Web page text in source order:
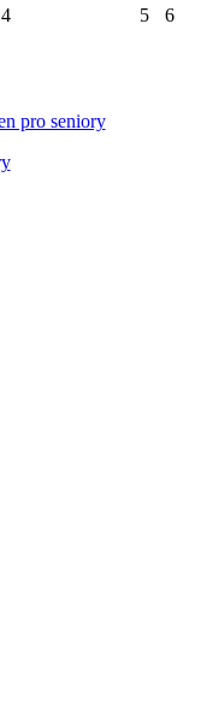
4 5 6
pro seniory